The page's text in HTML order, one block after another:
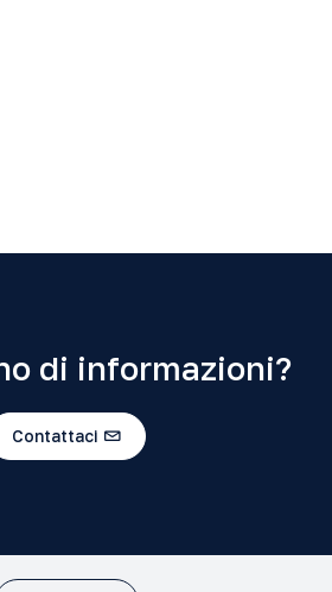
di informazioni?
Contattaci